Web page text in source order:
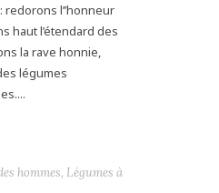
l’’honneur
haut l’étendard des
la rave honnie,
légumes
hommes, Légumes à